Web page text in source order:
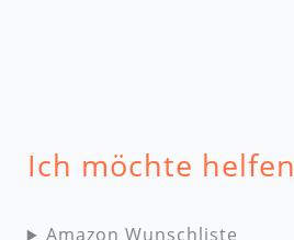
Ich möchte helfen
Amazon Wunschliste